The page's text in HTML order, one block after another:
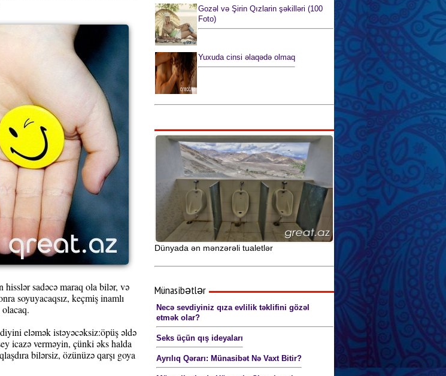
sadəcə maraq ola bilər, və
soyuyacaqsız, keçmiş inamlı
eləmək istəyəcəksiz:öpüş əldə
icazə verməyin, çünki əks halda
bilərsiz, özünüzə qarşı goya
Gozəl və Şirin Qızlarin şəkilləri (100
Foto)
Yuxuda cinsi əlaqədə olmaq
Seksual sağlamlıq və idman
Seks yuxularının mənasını siz də
öyrənin
Anal seks pozaları (şəkillərlə) 18+
Dünyada ən mənzərəli tualetlər
Münasibətlər
Necə sevdiyiniz qıza evlilik təklifini gözəl
etmək olar?
Seks üçün qış ideyaları
Ayrılıq Qərarı: Münasibət Nə Vaxt Bitir?